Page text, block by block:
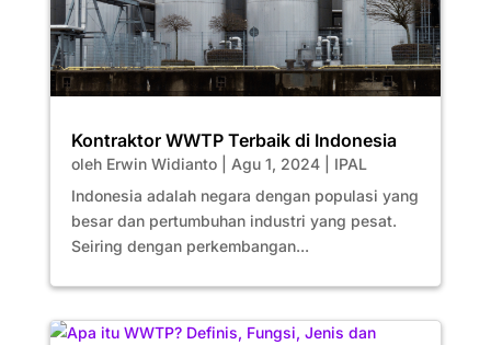
Kontraktor WWTP Terbaik di Indonesia
oleh Erwin Widianto| Agu 1, 2024| IPAL
Indonesia adalah negara dengan populasi yang
besar dan pertumbuhan industri yang pesat.
Seiring dengan perkembangan...